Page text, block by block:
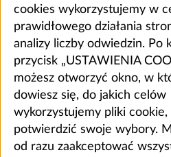
cookies wykorzystujemy w
prawidłowego działania
analizy liczby odwiedzin. Po
przycisk „USTAWIENIA
możesz otworzyć okno, w
dowiesz się, do jakich celów
wykorzystujemy pliki cookie,
potwierdzić swoje wybory.
od razu zaakceptować